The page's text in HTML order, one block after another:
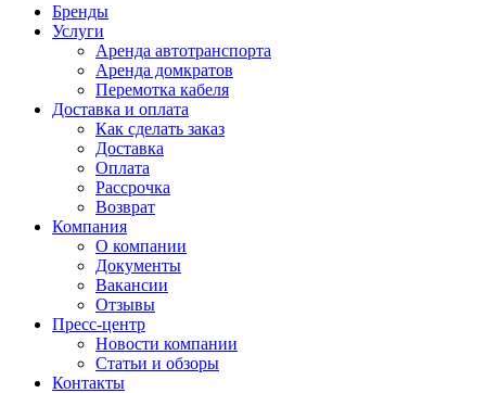
Бренды
Услуги
Аренда автотранспорта
Аренда домкратов
Перемотка кабеля
Доставка и оплата
Как сделать заказ
Доставка
Оплата
Рассрочка
Возврат
Компания
О компании
Документы
Вакансии
Отзывы
Пресс-центр
Новости компании
Статьи и обзоры
Контакты